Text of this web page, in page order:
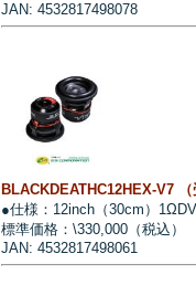
JAN: 4532817498078
BLACKDEATHC12HEX-V7 （
●仕様：12inch（30cm）
標準価格：\330,000（税込）
JAN: 4532817498061